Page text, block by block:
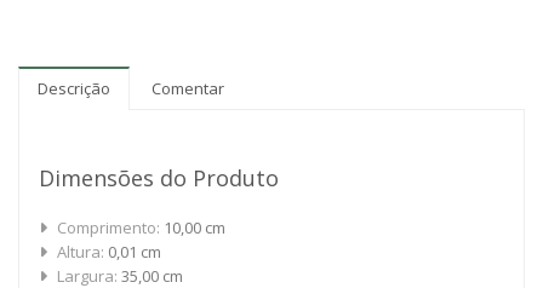
Descrição Comentar
Dimensões do Produto
Comprimento: 10,00 cm
Altura: 0,01 cm
Largura: 35,00 cm